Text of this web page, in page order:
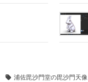
浦佐毘沙門堂の毘沙門天像